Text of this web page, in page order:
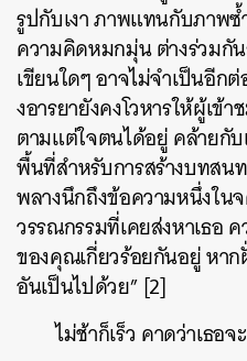
รูปกับเงา ภาพแทนกับภาพ
ความคิดหมกมุ่น ต่างร่วมกั
เขียนใดๆ อาจไม่จำเป็นอีก
งอารยายังคงโวหารให้ผู้เข้
ตามแต่ใจตนได้อยู่ คล้ายกับ
พื้นที่สำหรับการสร้างบทสน
พลางนึกถึงข้อความหนึ่งใ
วรรณกรรมที่เคยส่งหาเธอ
ของคุณเกี่ยวร้อยกันอยู่ หา
อันเป็นไปด้วย” [2]
ไม่ช้าก็เร็ว คาดว่าเธอ